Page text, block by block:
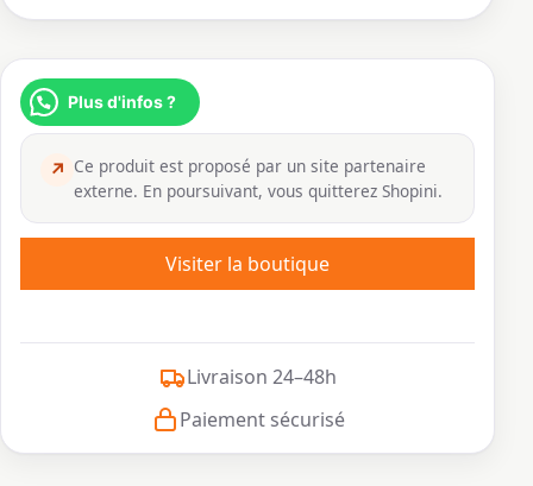
Plus d'infos ?
↗ Ce produit est proposé par un site partenaire
externe. En poursuivant, vous quitterez Shopini.
Visiter la boutique
Livraison 24–48h
Paiement sécurisé